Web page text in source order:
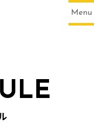
Menu